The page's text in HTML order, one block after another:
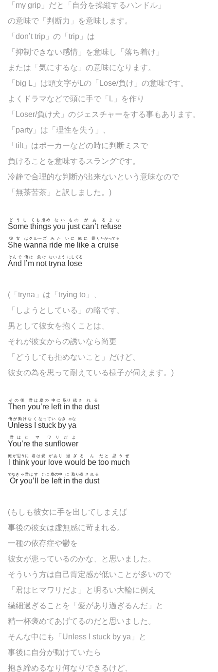
「my grip」だと「自分を操縦するハンドル」
の意味で「判断力」を意味します。
「don’t trip」の「trip」は
「抑制できない感情」を意味し「落ち着け」
または「気にするな」の意味になります。
「big L」は頭文字がLの「Lose/負け」の意味です。
よくドラマなどで頭に手で「L」を作り
「Loser/負け犬」のジェスチャーをする事もあります。
「party」は「理性を失う」、
「tilt」はポーカーなどの時に判断ミスで
負けることを意味するスラングです。
冷静で合理的な判断が出来ないという意味なので
「無茶苦茶」と訳しました。)
Some
どうし
things
ても拒め
you
ない
just
もの
can’t
があ
refuse
るよな
She
彼女
wanna
はクルーズ
ride
みた
me
いに
like
俺に
a
乗
cruise
りたがってる
And
そんで
I’m
俺は
not
負け
tryna
ないよう
lose
にしてる
(「tryna」は「trying to」、
「しようとしている」の略です。
男として彼女を抱くことは、
それが彼女からの誘いなら尚更
「どうしても拒めないこと」だけど、
彼女の為を思って耐えている様子が伺えます。)
Then
その後
you’re
君は塵の
left
中に
in
取り
the
残さ
dust
れる
Unless
俺が動けな く
stuck
なってい
by
なき
ya
ゃな
You’re
君はヒ
the
マ
sunflower
ワリだよ
俺
think
が思うに
your
君は愛
love
があり
would
過ぎる
be
ん
too
だと
much
思うぜ
Or
でなき
you’ll
ゃ君はす
be
ぐに
left
塵の中
in
に
the
取り残
dust
される
(もしも彼女に手を出してしまえば
事後の彼女は虚無感に苛まれる。
一種の依存症や鬱を
彼女が患っているのかな、と思いました。
そういう方は自己肯定感が低いことが多いので
「君はヒマワリだよ」と明るい大輪に例え
繊細過ぎることを「愛があり過ぎるんだ」と
精一杯褒めてあげてるのだと思いました。
そんな中にも「Unless I stuck by ya」と
事後に自分が動けていたら
抱き締めるなり何なりできるけど、